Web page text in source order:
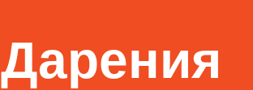
Дарения